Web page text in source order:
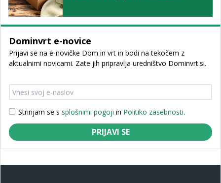
Dominvrt e-novice
Prijavi se na e-novičke Dom in vrt in bodi na tekočem z
aktualnimi novicami. Zate jih pripravlja uredništvo Dominvrt.si.
Strinjam se s splošnimi pogoji in Politiko zasebnosti.
PRIJAVI SE